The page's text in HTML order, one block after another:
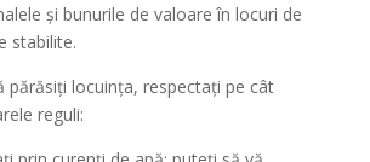
şi bunurile de valoare în locuri de
stabilite.
părăsiţi locuinţa, respectaţi pe cât
reguli: